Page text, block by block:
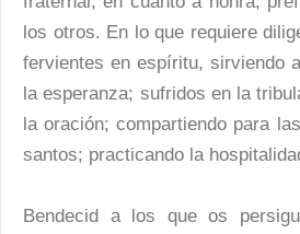
los otros. En lo que requiere
fervientes en espíritu, sirviendo
la esperanza; sufridos en la
la oración; compartiendo para
santos; practicando la
Bendecid a los que os